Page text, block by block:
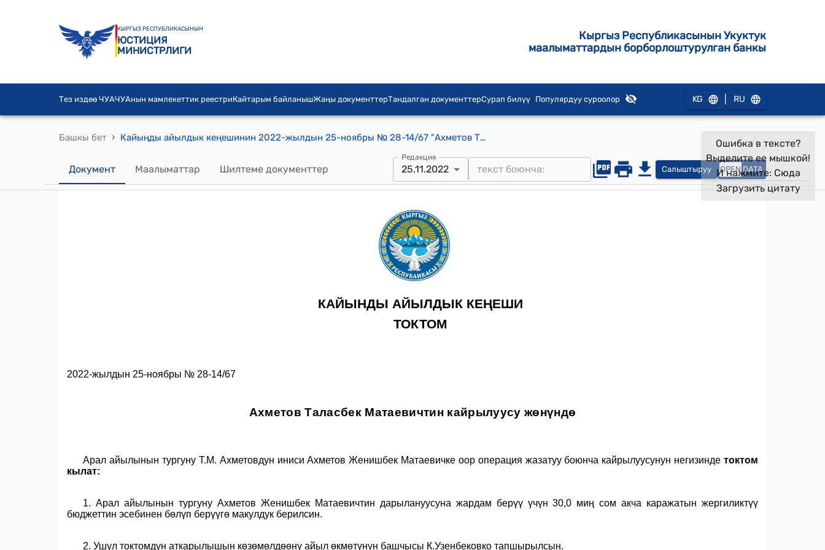
КЫРГЫЗ РЕСПУБЛИКАСЫНЫН
ЮСТИЦИЯ
МИНИСТРЛИГИ
Кыргыз Республикасынын Укуктук
маалыматтардын борборлоштурулган банкы
Тез издөө ЧУАЧУАнын мамлекеттик реестриКайтарым байланышЖаңы документтерТандалган документтерСурап билүү Популярдуу суроолор KG RU
Башкы бет › Кайыңды айылдык кеңешинин 2022-жылдын 25-ноябры № 28-14/67 "Ахметов Таласбек Матаевичтин кайрылуусу жөнүндө" токтому
Документ Маалыматтар Шилтеме документтер
Редакция
25.11.2022 Салыштыруу OPEN DATA
Ошибка в тексте?
Выделите ее мышкой!
И нажмите: Сюда
Загрузить цитату